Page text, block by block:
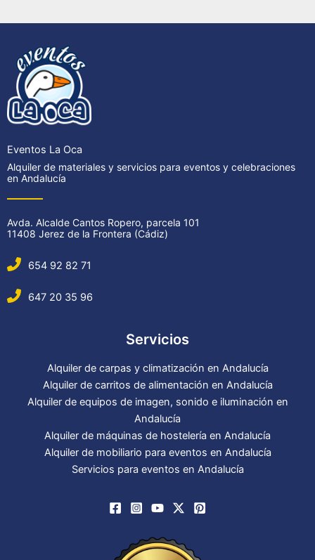
Eventos La Oca
Alquiler de materiales y servicios para eventos y celebraciones
en Andalucía
Avda. Alcalde Cantos Ropero, parcela 101
11408 Jerez de la Frontera (Cádiz)
654 92 82 71
647 20 35 96
Servicios
Alquiler de carpas y climatización en Andalucía
Alquiler de carritos de alimentación en Andalucía
Alquiler de equipos de imagen, sonido e iluminación en
Andalucía
Alquiler de máquinas de hostelería en Andalucía
Alquiler de mobiliario para eventos en Andalucía
Servicios para eventos en Andalucía